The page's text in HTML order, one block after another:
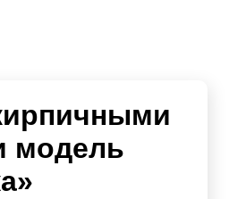
модель